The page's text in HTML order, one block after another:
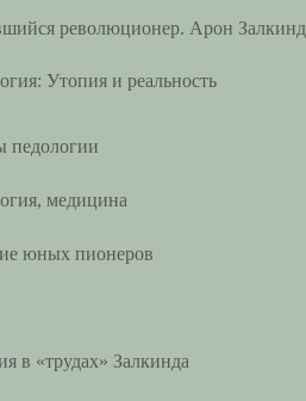
революционер. Арон Залкинд
Утопия и реальность
педологии
медицина
юных пионеров
в «трудах» Залкинда